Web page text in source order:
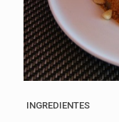
INGREDIENTES